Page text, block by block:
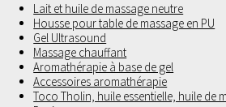
Lait et huile de massage neutre
Housse pour table de massage en PU
Gel Ultrasound
Massage chauffant
Aromathérapie à base de gel
Accessoires aromathérapie
Toco Tholin, huile essentielle, huile de